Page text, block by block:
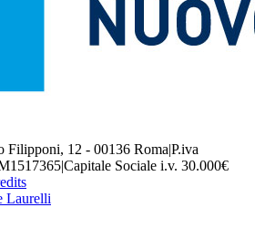
Filipponi, 12 - 00136 Roma|P.iva
|Capitale Sociale i.v. 30.000€
Laurelli